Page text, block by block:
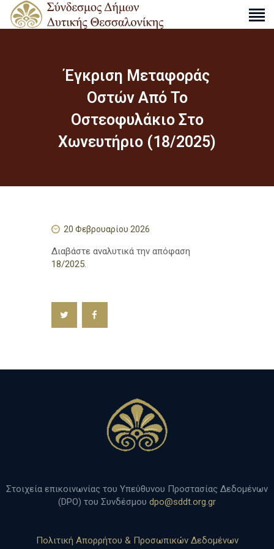
Έγκριση Μεταφοράς
Οστών Από Το
Οστεοφυλάκιο Στο
Χωνευτήριο (18/2025)
Ο ΣΎΝΔΕΣΜΟΣ
ΔΡΑΣΤΗΡΙΌΤΗΤΕΣ
ΑΠΟΦΆΣΕΙΣ
ΑΝΑΚΟΙΝΏΣΕΙΣ
e
r
c
20 Φεβρουαρίου 2026
Διαβάστε αναλυτικά την απόφαση
18/2025.
Στοιχεία επικοινωνίας του Υπεύθυνου Προστασίας Δεδομένων
(DPO) του Συνδέσμου dpo@sddt.org.gr
Πολιτική Απορρήτου & Προσωπικών Δεδομένων